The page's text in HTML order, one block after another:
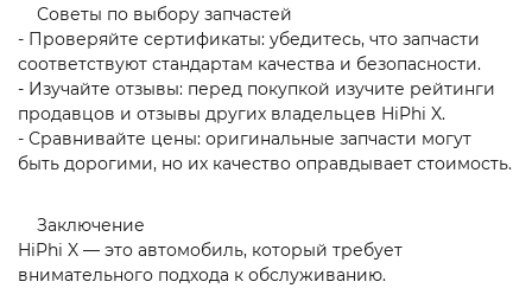
Советы по выбору запчастей
- Проверяйте сертификаты: убедитесь, что запчасти
соответствуют стандартам качества и безопасности.
- Изучайте отзывы: перед покупкой изучите рейтинги
продавцов и отзывы других владельцев HiPhi X.
- Сравнивайте цены: оригинальные запчасти могут
быть дорогими, но их качество оправдывает стоимость.
Заключение
HiPhi X — это автомобиль, который требует
внимательного подхода к обслуживанию.